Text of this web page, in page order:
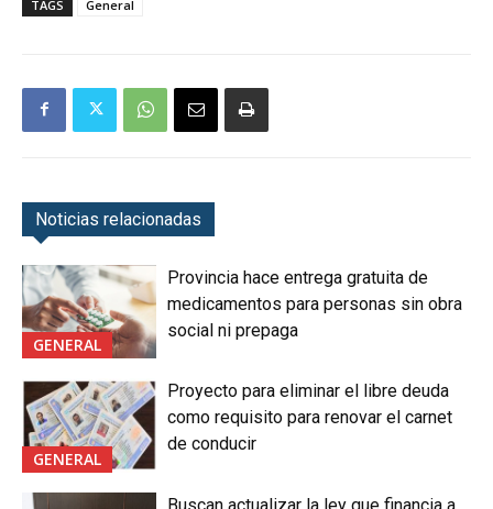
TAGS General
Noticias relacionadas
GENERAL
Provincia hace entrega gratuita de
medicamentos para personas sin obra
social ni prepaga
GENERAL
Proyecto para eliminar el libre deuda
como requisito para renovar el carnet
de conducir